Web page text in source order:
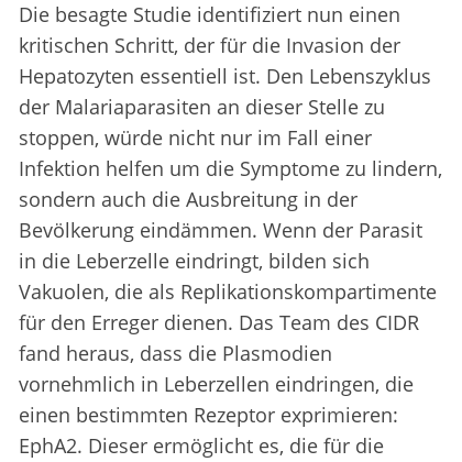
Die besagte Studie identifiziert nun einen
kritischen Schritt, der für die Invasion der
Hepatozyten essentiell ist. Den Lebenszyklus
der Malariaparasiten an dieser Stelle zu
stoppen, würde nicht nur im Fall einer
Infektion helfen um die Symptome zu lindern,
sondern auch die Ausbreitung in der
Bevölkerung eindämmen. Wenn der Parasit
in die Leberzelle eindringt, bilden sich
Vakuolen, die als Replikationskompartimente
für den Erreger dienen. Das Team des CIDR
fand heraus, dass die Plasmodien
vornehmlich in Leberzellen eindringen, die
einen bestimmten Rezeptor exprimieren:
EphA2. Dieser ermöglicht es, die für die